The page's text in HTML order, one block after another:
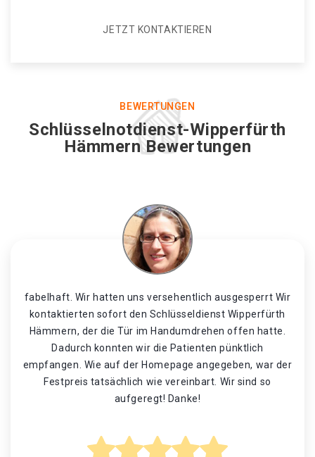
JETZT KONTAKTIEREN
BEWERTUNGEN
Schlüsselnotdienst-Wipperfürth
Hämmern Bewertungen
fabelhaft. Wir hatten uns versehentlich ausgesperrt Wir
kontaktierten sofort den Schlüsseldienst Wipperfürth
Hämmern, der die Tür im Handumdrehen offen hatte.
Dadurch konnten wir die Patienten pünktlich
empfangen. Wie auf der Homepage angegeben, war der
Festpreis tatsächlich wie vereinbart. Wir sind so
aufgeregt! Danke!